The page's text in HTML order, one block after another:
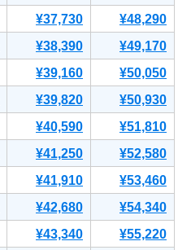
¥37,730
¥48,290
¥38,390
¥49,170
¥39,160
¥50,050
¥39,820
¥50,930
¥40,590
¥51,810
¥41,250
¥52,580
¥41,910
¥53,460
¥42,680
¥54,340
¥43,340
¥55,220